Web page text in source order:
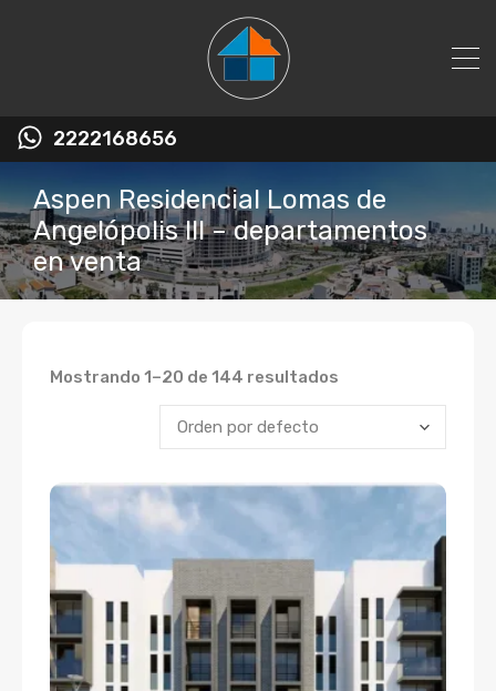
2222168656
Aspen Residencial Lomas de
Angelópolis III – departamentos
en venta
Mostrando 1–20 de 144 resultados